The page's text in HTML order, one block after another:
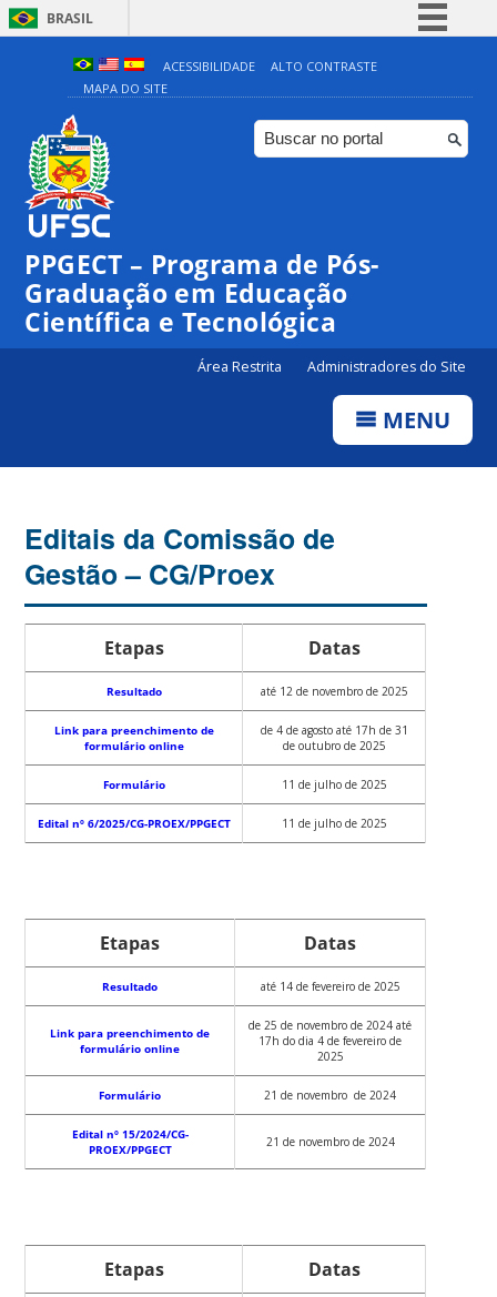
BRASIL
Simplifique!
Comunica BR
Participe
ACESSIBILIDADE
ALTO CONTRASTE
MAPA DO SITE
PPGECT – Programa de Pós-
Graduação em Educação
Científica e Tecnológica
Área Restrita Administradores do Site
MENU
Editais da Comissão de
Gestão – CG/Proex
Etapas Datas
Resultado até 12 de novembro de 2025
Link para preenchimento de
formulário online
de 4 de agosto até 17h de 31
de outubro de 2025
Formulário 11 de julho de 2025
Edital nº 6/2025/CG-PROEX/PPGECT 11 de julho de 2025
Etapas Datas
Resultado até 14 de fevereiro de 2025
Link para preenchimento de
formulário online
de 25 de novembro de 2024 até
17h do dia 4 de fevereiro de
2025
Formulário 21 de novembro de 2024
Edital nº 15/2024/CG-
PROEX/PPGECT
21 de novembro de 2024
Etapas Datas